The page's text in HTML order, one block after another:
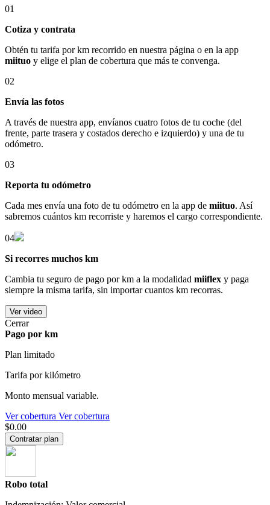
01
Cotiza y contrata
Obtén tu tarifa por km recorrido en nuestra página o en la app
miituo y elige el plan de cobertura que más te convenga.
02
Envía las fotos
A través de nuestra app, envíanos cuatro fotos de tu coche (del
frente, parte trasera y costados derecho e izquierdo) y una de tu
odómetro.
03
Reporta tu odómetro
Cada mes envía una foto de tu odómetro en la app de miituo. Así
sabremos cuántos km recorriste y haremos el cargo correspondiente.
04
Si recorres muchos km
Cambia tu seguro de pago por km a la modalidad miiflex y paga
siempre la misma tarifa, sin importar cuantos km recorras.
Ver video
Cerrar
Pago por km
Plan limitado
Tarifa por kilómetro
Monto mensual variable.
Ver cobertura Ver cobertura
$0.00
Contratar plan
Robo total